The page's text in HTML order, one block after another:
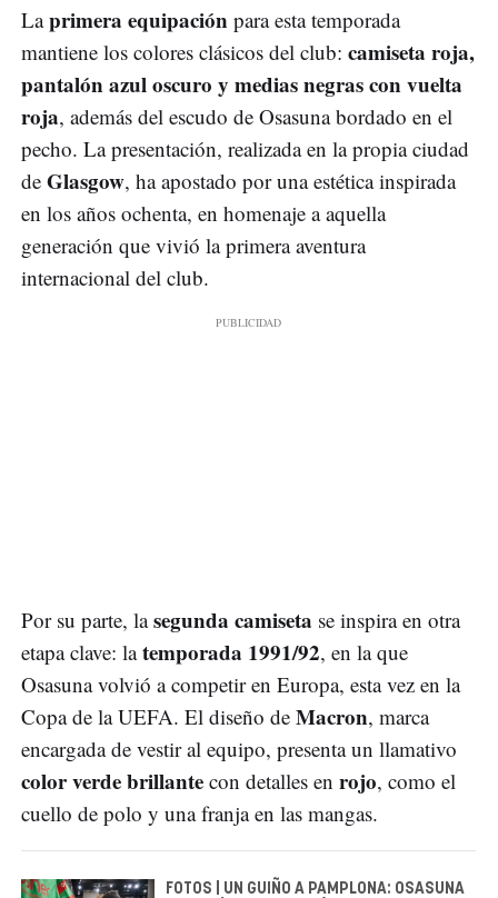
Laprimera equipación para esta temporada
mantiene los colores clásicos del club: camiseta roja,
pantalón azul oscuro y medias negras con vuelta
roja, además del escudo de Osasuna bordado en el
pecho. La presentación, realizada en la propia ciudad
de Glasgow, ha apostado por una estética inspirada
en los años ochenta, en homenaje a aquella
generación que vivió la primera aventura
internacional del club.
Por su parte, lasegunda camiseta se inspira en otra
etapa clave: latemporada 1991/92, en la que
Osasuna volvió a competir en Europa, esta vez en la
Copa de la UEFA. El diseño de Macron, marca
encargada de vestir al equipo, presenta un llamativo
color verde brillante con detalles en rojo, como el
cuello de polo y una franja en las mangas.
FOTOS | UN GUIÑO A PAMPLONA: OSASUNA